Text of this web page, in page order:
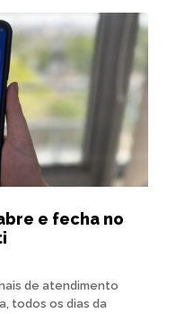
e fecha no
de atendimento
todos os dias da